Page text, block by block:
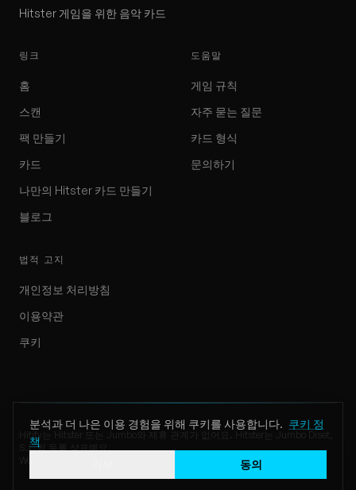
Hitster 게임을 위한 음악 카드
링크
홈
스캔
팩 만들기
카드
나만의 Hitster 카드 만들기
블로그
도움말
게임 규칙
자주 묻는 질문
카드 형식
문의하기
법적 고지
개인정보 처리방침
이용약관
쿠키
Hitify는 Hitster 또는 Jumbo와 제휴 관계가 없어요. Hitster는 Jumbo Diset,
S.L.의 등록 상표예요.
Website by Klappe Development
분석과 더 나은 이용 경험을 위해 쿠키를 사용합니다. 쿠키 정
책
동의